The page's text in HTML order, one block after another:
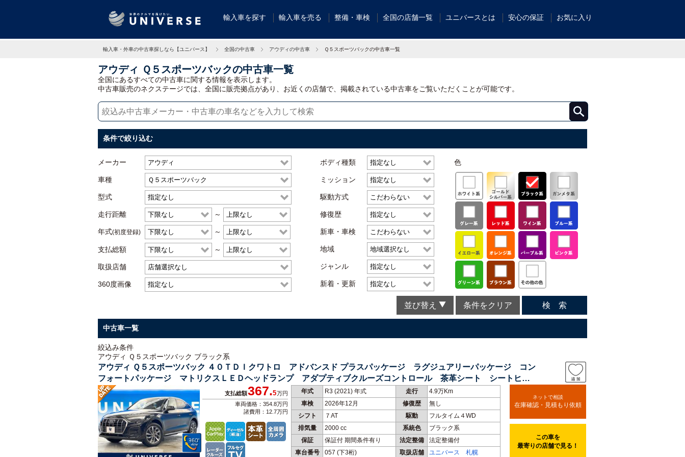
輸入車を探す 輸入車を売る 整備・車検 全国の店舗一覧 ユニバースとは 安心の保証 お気に入り
輸入車・外車の中古車探しなら【ユニバース】 全国の中古車 アウディの中古車 Ｑ５スポーツバックの中古車一覧
アウディ Ｑ５スポーツバックの中古車一覧
全国にあるすべての中古車に関する情報を表示します。
中古車販売のネクステージでは、全国に販売拠点があり、お近くの店舗で、掲載されている中古車をご覧いただくことが可能です。
条件で絞り込む
メーカー
車種
型式
走行距離 ～
年式(初度登録) ～
支払総額 ～
取扱店舗
360度画像
ボディ種類
ミッション
駆動方式
修復歴
新車・車検
地域
ジャンル
新着・更新
色
並び替え 条件をクリア 検 索
中古車一覧
絞込み条件
アウディ Ｑ５スポーツバック ブラック系
アウディ Ｑ５スポーツバック ４０ＴＤＩクワトロ アドバンスド プラスパッケージ ラグジュアリーパッケージ コン
フォートパッケージ マトリクスＬＥＤヘッドランプ アダプティブクルーズコントロール 茶革シート シートヒー
ター バーチャルコックピットプラス
年式 R3 (2021) 年式 走行
4.9万Km
車検
2026年12月 修復歴
無し
シフト
７AT 駆動
フルタイム４WD
排気量
2000 cc 系統色
ブラック系
保証
保証付 期間条件有り 法定整備
法定整備付
車台番号
057 (下3桁) 取扱店舗 ユニバース 札幌
支払総額367.5万円
車両価格：354.8万円
諸費用：12.7万円
ネットで相談
在庫確認・見積もり依頼
この車を
最寄りの店舗で見る！